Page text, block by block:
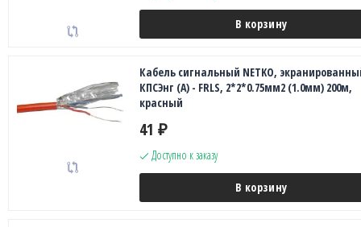
В корзину
Кабель сигнальный NETKO,
КПСЭнг (А) - FRLS, 2*2*0.75мм2 (1.0мм) 200м,
красный
41 ₽
Доступно к заказу
В корзину